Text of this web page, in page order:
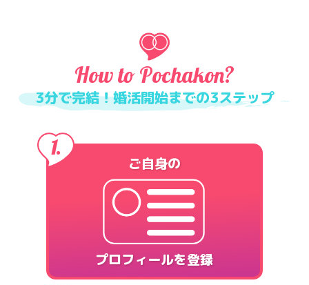
How to Pochakon?
3分で完結！婚活開始までの3ステップ
ご自身の
プロフィールを登録